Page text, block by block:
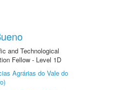
and Technological
Fellow - Level 1D
Agrárias do Vale do